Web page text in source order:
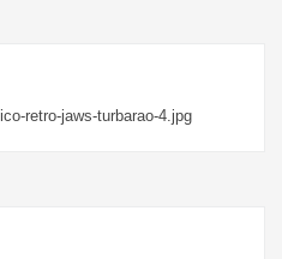
retro-jaws-turbarao-4.jpg